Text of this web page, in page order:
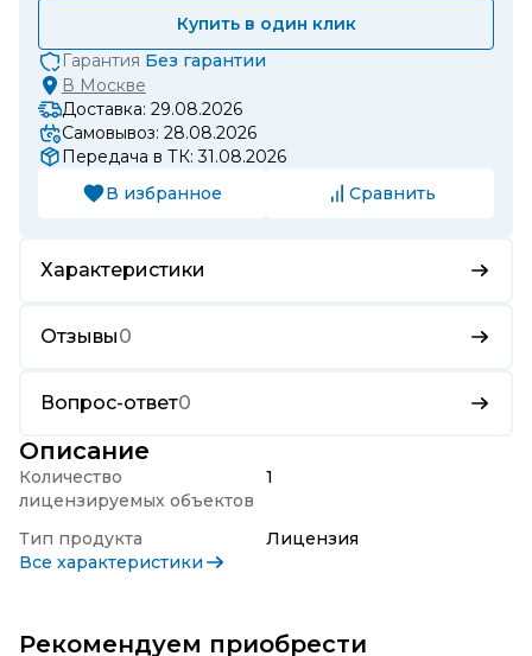
Купить в один клик
Гарантия Без гарантии
В Москве
Доставка: 29.08.2026
Самовывоз: 28.08.2026
Передача в ТК: 31.08.2026
В избранное
Сравнить
Характеристики
Отзывы0
Вопрос-ответ0
Описание
Количество
лицензируемых объектов
1
Тип продукта
Лицензия
Все характеристики
Рекомендуем приобрести